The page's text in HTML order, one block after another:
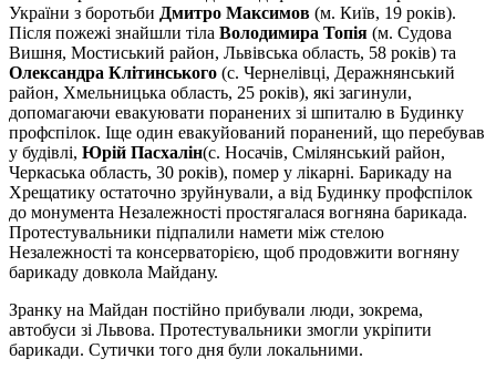
України з боротьби Дмитро Максимов (м. Київ, 19 років).
Після пожежі знайшли тіла Володимира Топія (м. Судова
Вишня, Мостиський район, Львівська область, 58 років) та
Олександра Клітинського (с. Чернелівці, Деражнянський
район, Хмельницька область, 25 років), які загинули,
допомагаючи евакуювати поранених зі шпиталю в Будинку
профспілок. Іще один евакуйований поранений, що перебував
у будівлі, Юрій Пасхалін(с. Носачів, Смілянський район,
Черкаська область, 30 років), помер у лікарні. Барикаду на
Хрещатику остаточно зруйнували, а від Будинку профспілок
до монумента Незалежності простягалася вогняна барикада.
Протестувальники підпалили намети між стелою
Незалежності та консерваторією, щоб продовжити вогняну
барикаду довкола Майдану.
Зранку на Майдан постійно прибували люди, зокрема,
автобуси зі Львова. Протестувальники змогли укріпити
барикади. Сутички того дня були локальними.